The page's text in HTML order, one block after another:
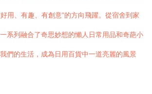
用、有趣、有創意”的方向飛躍。從宿舍到家
系列融合了奇思妙想的懶人日常用品和奇葩小
們的生活，成為日用百貨中一道亮麗的風景